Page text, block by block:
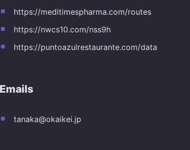
https://meditimespharma.com/routes
https://nwcs10.com/nss9h
https://puntoazulrestaurante.com/data
Emails
tanaka@okaikei.jp